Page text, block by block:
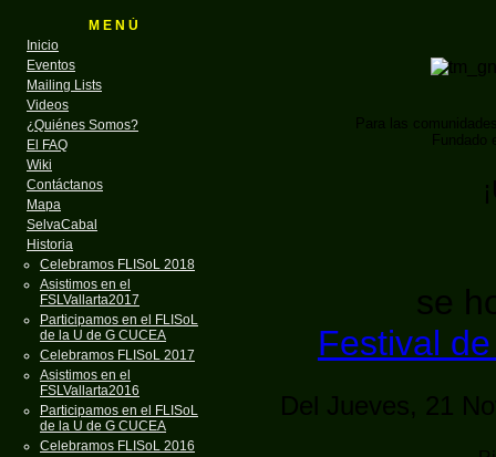
M E N Ú
Inicio
Eventos
Mailing Lists
Videos
¿Quiénes Somos?
El FAQ
Wiki
Contáctanos
Mapa
SelvaCabal
Historia
Celebramos FLISoL 2018
Asistimos en el
FSLVallarta2017
Participamos en el FLISoL
de la U de G CUCEA
Celebramos FLISoL 2017
Asistimos en el
FSLVallarta2016
Participamos en el FLISoL
de la U de G CUCEA
Celebramos FLISoL 2016
Para las
Fundado
se
Festival
Del Jueves, 21